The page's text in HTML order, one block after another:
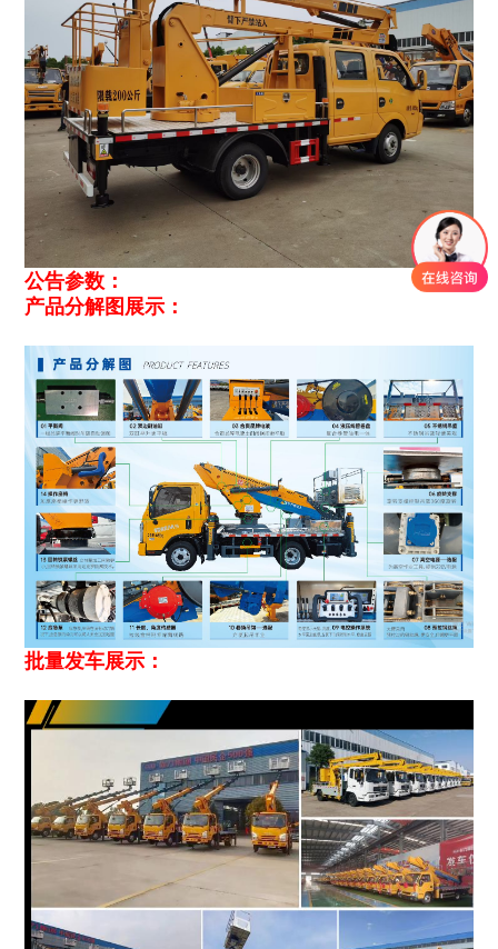
公告参数：
产品分解图展示：
批量发车展示：